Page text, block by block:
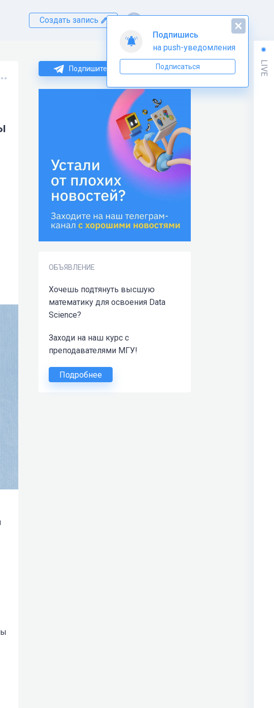
Создать запись
Подпишитесь на нас в Telegram
ОБЪЯВЛЕНИЕ
Хочешь подтянуть высшую
математику для освоения Data
Science?
Заходи на наш курс с
преподавателями МГУ!
Подробнее
LIVE
Подпишись
на push-уведомления
Подписаться